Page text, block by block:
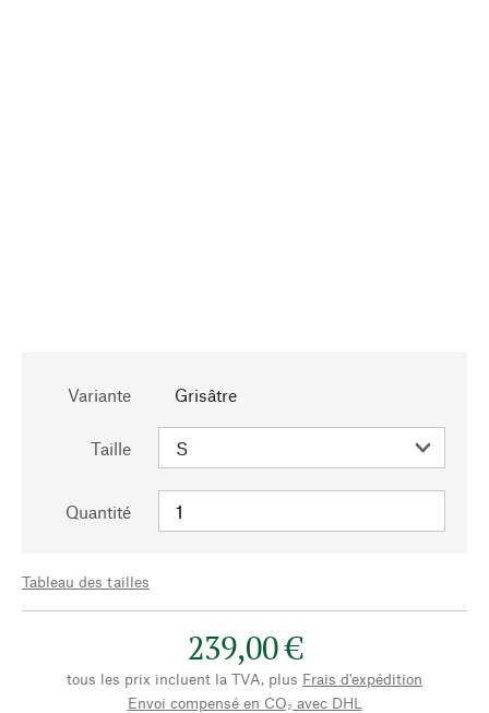
Variante Grisâtre
Taille
Quantité
Tableau des tailles
239,00 €
tous les prix incluent la TVA, plus Frais d'expédition
Envoi compensé en CO₂ avec DHL